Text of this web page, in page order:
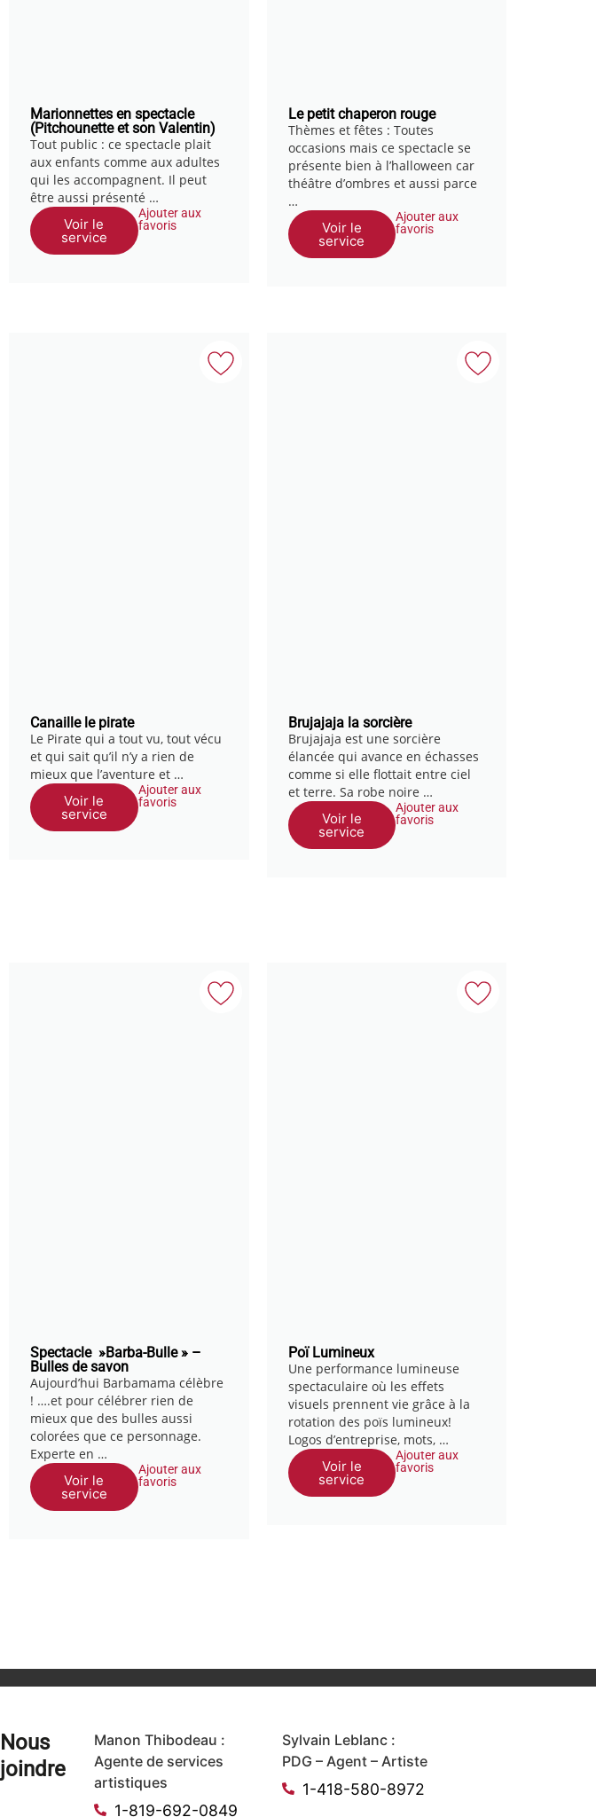
Marionnettes en spectacle
(Pitchounette et son Valentin)
Tout public : ce spectacle plait
aux enfants comme aux adultes
qui les accompagnent. Il peut
être aussi présenté …
Voir le
service
Ajouter aux
favoris
Le petit chaperon rouge
Thèmes et fêtes : Toutes
occasions mais ce spectacle se
présente bien à l’halloween car
théâtre d’ombres et aussi parce
…
Voir le
service
Ajouter aux
favoris
Canaille le pirate
Le Pirate qui a tout vu, tout vécu
et qui sait qu’il n’y a rien de
mieux que l’aventure et …
Voir le
service
Ajouter aux
favoris
Brujajaja la sorcière
Brujajaja est une sorcière
élancée qui avance en échasses
comme si elle flottait entre ciel
et terre. Sa robe noire …
Voir le
service
Ajouter aux
favoris
Spectacle »Barba-Bulle » –
Bulles de savon
Aujourd’hui Barbamama célèbre
! ….et pour célébrer rien de
mieux que des bulles aussi
colorées que ce personnage.
Experte en …
Voir le
service
Ajouter aux
favoris
Poï Lumineux
Une performance lumineuse
spectaculaire où les effets
visuels prennent vie grâce à la
rotation des poïs lumineux!
Logos d’entreprise, mots, …
Voir le
service
Ajouter aux
favoris
Nous
joindre
Manon Thibodeau :
Agente de services
artistiques
1-819-692-0849
Sylvain Leblanc :
PDG – Agent – Artiste
1-418-580-8972